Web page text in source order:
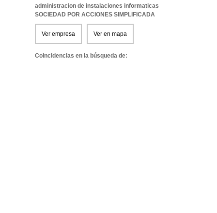
administracion de instalaciones informaticas
SOCIEDAD POR ACCIONES SIMPLIFICADA
Ver empresa Ver en mapa
Coincidencias en la búsqueda de: